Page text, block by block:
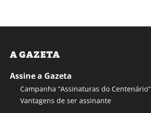
A GAZETA
Assine a Gazeta
Campanha “Assinaturas do Centenário”
Vantagens de ser assinante